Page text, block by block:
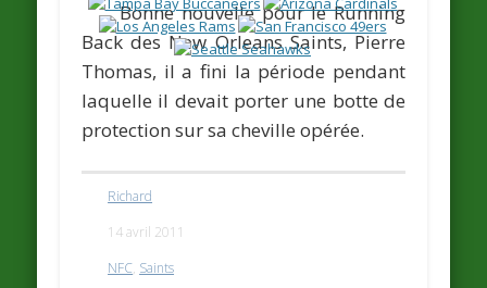
Bonne nouvelle pour le Running
Back des New Orleans Saints,Pierre
Thomas, il a fini la période pendant
laquelle il devait porter une botte de
protection sur sa cheville opérée.
Richard
14 avril 2011
NFC, Saints